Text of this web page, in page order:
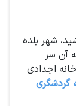
شهر بلده
آن سر
با قدمت ۷۰۰ سال و خانه اجدادی
گردشگری